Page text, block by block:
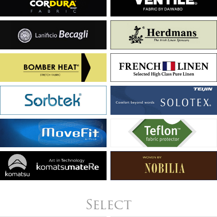
Select